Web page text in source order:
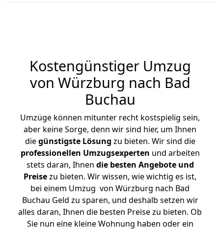
Kostengünstiger Umzug
von Würzburg nach Bad
Buchau
Umzüge können mitunter recht kostspielig sein,
aber keine Sorge, denn wir sind hier, um Ihnen
diegünstigste Lösung zu bieten. Wir sind die
professionellen Umzugsexperten und arbeiten
stets daran, Ihnen die besten Angebote und
Preisezu bieten. Wir wissen, wie wichtig es ist,
bei einem Umzug von Würzburg nach Bad
Buchau Geld zu sparen, und deshalb setzen wir
alles daran, Ihnen die besten Preise zu bieten. Ob
Sie nun eine kleine Wohnung haben oder ein